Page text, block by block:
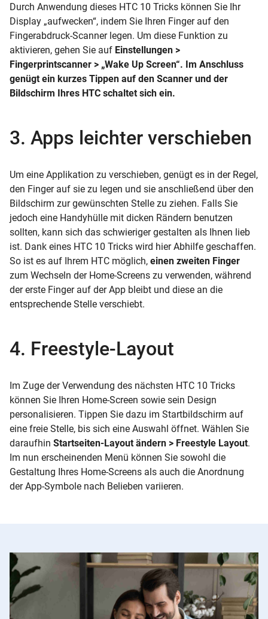
Durch Anwendung dieses HTC 10 Tricks können Sie Ihr
Display „aufwecken“, indem Sie Ihren Finger auf den
Fingerabdruck-Scanner legen. Um diese Funktion zu
aktivieren, gehen Sie auf Einstellungen >
Fingerprintscanner > „Wake Up Screen“. Im Anschluss
genügt ein kurzes Tippen auf den Scanner und der
Bildschirm Ihres HTC schaltet sich ein.
3. Apps leichter verschieben
Um eine Applikation zu verschieben, genügt es in der Regel,
den Finger auf sie zu legen und sie anschließend über den
Bildschirm zur gewünschten Stelle zu ziehen. Falls Sie
jedoch eine Handyhülle mit dicken Rändern benutzen
sollten, kann sich das schwieriger gestalten als Ihnen lieb
ist. Dank eines HTC 10 Tricks wird hier Abhilfe geschaffen.
So ist es auf Ihrem HTC möglich, einen zweiten Finger
zum Wechseln der Home-Screens zu verwenden, während
der erste Finger auf der App bleibt und diese an die
entsprechende Stelle verschiebt.
4. Freestyle-Layout
Im Zuge der Verwendung des nächsten HTC 10 Tricks
können Sie Ihren Home-Screen sowie sein Design
personalisieren. Tippen Sie dazu im Startbildschirm auf
eine freie Stelle, bis sich eine Auswahl öffnet. Wählen Sie
daraufhin Startseiten-Layout ändern > Freestyle Layout.
Im nun erscheinenden Menü können Sie sowohl die
Gestaltung Ihres Home-Screens als auch die Anordnung
der App-Symbole nach Belieben variieren.